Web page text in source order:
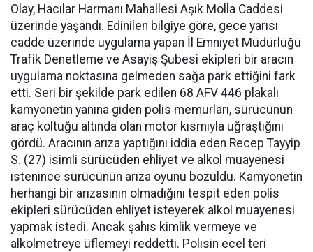
Olay, Hacılar Harmanı Mahallesi Aşık Molla Caddesi
üzerinde yaşandı. Edinilen bilgiye göre, gece yarısı
cadde üzerinde uygulama yapan İl Emniyet Müdürlüğü
Trafik Denetleme ve Asayiş Şubesi ekipleri bir aracın
uygulama noktasına gelmeden sağa park ettiğini fark
etti. Seri bir şekilde park edilen 68 AFV 446 plakalı
kamyonetin yanına giden polis memurları, sürücünün
araç koltuğu altında olan motor kısmıyla uğraştığını
gördü. Aracının arıza yaptığını iddia eden Recep Tayyip
S. (27) isimli sürücüden ehliyet ve alkol muayenesi
istenince sürücünün arıza oyunu bozuldu. Kamyonetin
herhangi bir arızasının olmadığını tespit eden polis
ekipleri sürücüden ehliyet isteyerek alkol muayenesi
yapmak istedi. Ancak şahıs kimlik vermeye ve
alkolmetreye üflemeyi reddetti. Polisin ecel teri